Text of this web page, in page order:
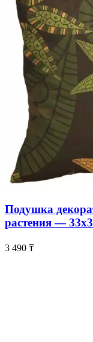
Подушка
растения —
3 490 ₸